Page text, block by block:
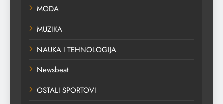
MODA
MUZIKA
NAUKA I TEHNOLOGIJA
Newsbeat
OSTALI SPORTOVI